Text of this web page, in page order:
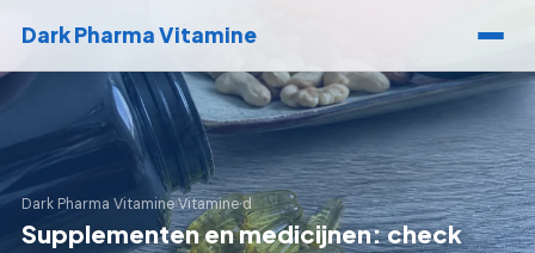
Dark Pharma Vitamine
Dark Pharma Vitamine›Vitamine d
Supplementen en medicijnen: check